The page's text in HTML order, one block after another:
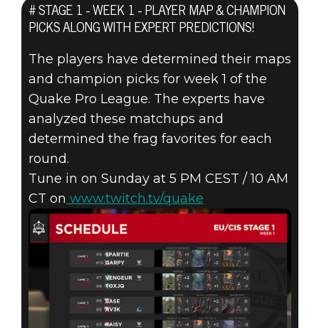
QUAKE® PRO
LEAGUE -
STAGE 1 - WEEK
1 - MAP &
CHAMPION
PICKS ALONG
WITH EXPERT
PREDICTIONS!
# STAGE 1 - WEEK 1 - PLAYER MAP & CHAMPION
PICKS ALONG WITH EXPERT PREDICTIONS!
The players have determined their maps
and champion picks for week 1 of the
Quake Pro League. The experts have
analyzed these matchups and
determined the frag favorites for each
round.
Tune in on Sunday at 5 PM CEST / 10 AM
CT on www.twitch.tv/quake